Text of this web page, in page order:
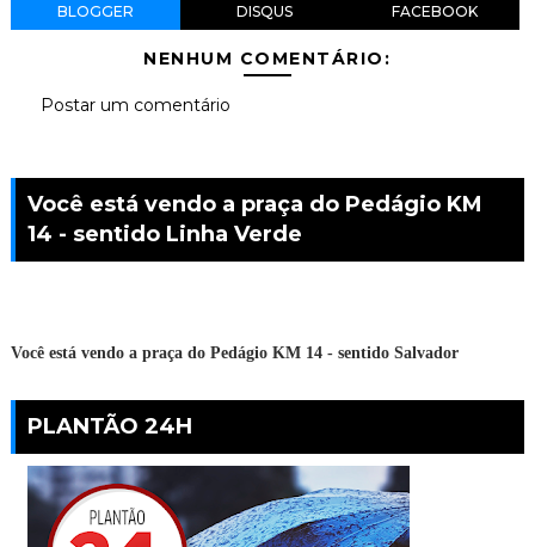
BLOGGER DISQUS FACEBOOK
NENHUM COMENTÁRIO:
Postar um comentário
Você está vendo a praça do Pedágio KM
14 - sentido Linha Verde
Você está vendo a praça do Pedágio KM 14 - sentido Salvador
PLANTÃO 24H